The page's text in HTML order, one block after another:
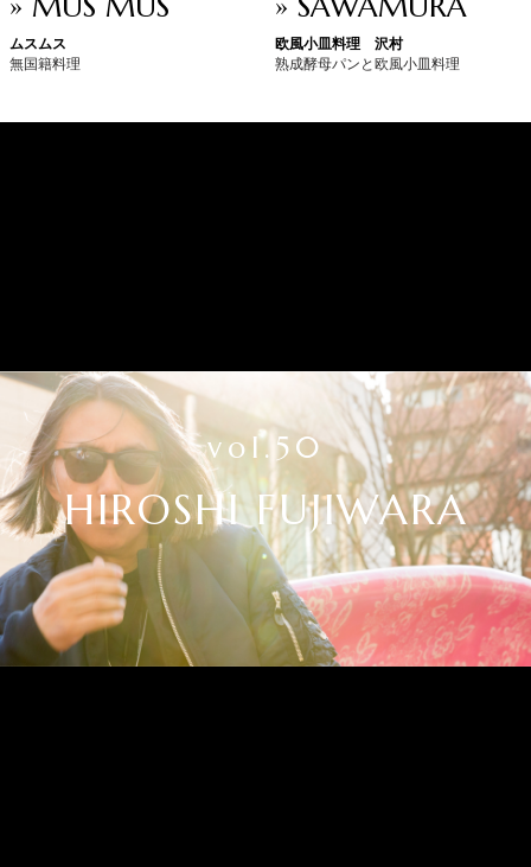
ムスムス
無国籍料理
欧風小皿料理 沢村
熟成酵母パンと欧風小皿料理
vol.50
HIROSHI FUJIWARA